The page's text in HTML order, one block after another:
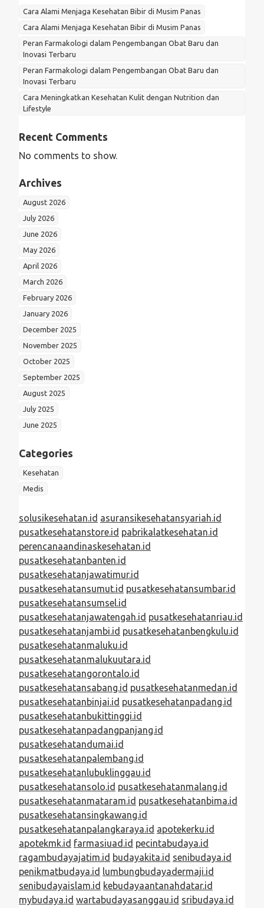
Cara Alami Menjaga Kesehatan Bibir di Musim Panas
Cara Alami Menjaga Kesehatan Bibir di Musim Panas
Peran Farmakologi dalam Pengembangan Obat Baru dan
Inovasi Terbaru
Peran Farmakologi dalam Pengembangan Obat Baru dan
Inovasi Terbaru
Cara Meningkatkan Kesehatan Kulit dengan Nutrition dan
Lifestyle
Recent Comments
No comments to show.
Archives
August 2026
July 2026
June 2026
May 2026
April 2026
March 2026
February 2026
January 2026
December 2025
November 2025
October 2025
September 2025
August 2025
July 2025
June 2025
Categories
Kesehatan
Medis
solusikesehatan.id asuransikesehatansyariah.id
pusatkesehatanstore.id pabrikalatkesehatan.id
perencanaandinaskesehatan.id
pusatkesehatanbanten.id
pusatkesehatanjawatimur.id
pusatkesehatansumut.id pusatkesehatansumbar.id
pusatkesehatansumsel.id
pusatkesehatanjawatengah.id pusatkesehatanriau.id
pusatkesehatanjambi.id pusatkesehatanbengkulu.id
pusatkesehatanmaluku.id
pusatkesehatanmalukuutara.id
pusatkesehatangorontalo.id
pusatkesehatansabang.id pusatkesehatanmedan.id
pusatkesehatanbinjai.id pusatkesehatanpadang.id
pusatkesehatanbukittinggi.id
pusatkesehatanpadangpanjang.id
pusatkesehatandumai.id
pusatkesehatanpalembang.id
pusatkesehatanlubuklinggau.id
pusatkesehatansolo.id pusatkesehatanmalang.id
pusatkesehatanmataram.id pusatkesehatanbima.id
pusatkesehatansingkawang.id
pusatkesehatanpalangkaraya.id apotekerku.id
apotekmk.id farmasiuad.id pecintabudaya.id
ragambudayajatim.id budayakita.id senibudaya.id
penikmatbudaya.id lumbungbudayadermaji.id
senibudayaislam.id kebudayaantanahdatar.id
mybudaya.id wartabudayasanggau.id sribudaya.id